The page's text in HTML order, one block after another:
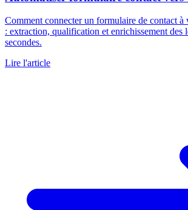
Comment connecter un formulaire de contact
: extraction, qualification et enrichissement des
secondes.
Lire l'article